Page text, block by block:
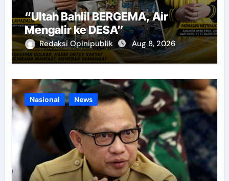
“Ultah Bahlil BERGEMA, Air
Mengalir ke DESA”
Redaksi Opinipublik Aug 8, 2026
Nasional News